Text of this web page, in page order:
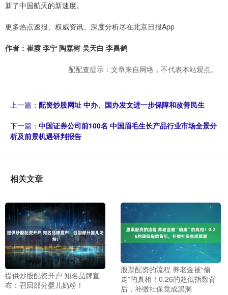
新了中国航天的新速度。
更多热点速报、权威资讯、深度分析尽在北京日报App
作者：崔霞 李宁 陶嘉树 吴天白 李昌鹤
配配查提示：文章来自网络，不代表本站观点。
上一篇： 配资炒股网址 中办、国办发文进一步保障和改善民生
下一篇： 中国证券公司前100名 中国眉毛生长产品行业市场全景分
析及前景机遇研判报告
相关文章
提供炒股配资开户 知名品牌宣
布：召回部分婴儿奶粉！
股票配资的流程 养老金被“偷
走”的真相！0.26的超低指数背
后，补缴社保竟成黑洞